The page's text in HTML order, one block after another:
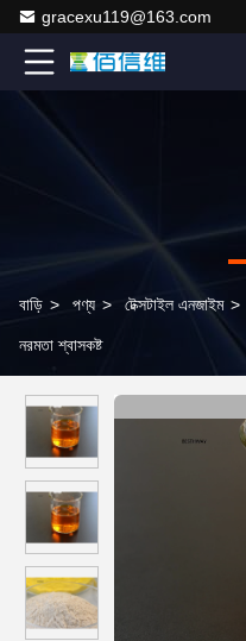
gracexu119@163.com
বাড়ি > পণ্য > টেক্সটাইল এনজাইম >
নরমতা শ্বাসকষ্ট